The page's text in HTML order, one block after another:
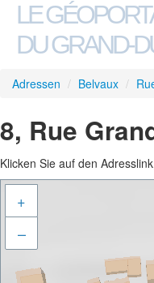
LE
DU GRAND-
Adressen / Belvaux /
8, Rue
Klicken Sie auf den
+
–